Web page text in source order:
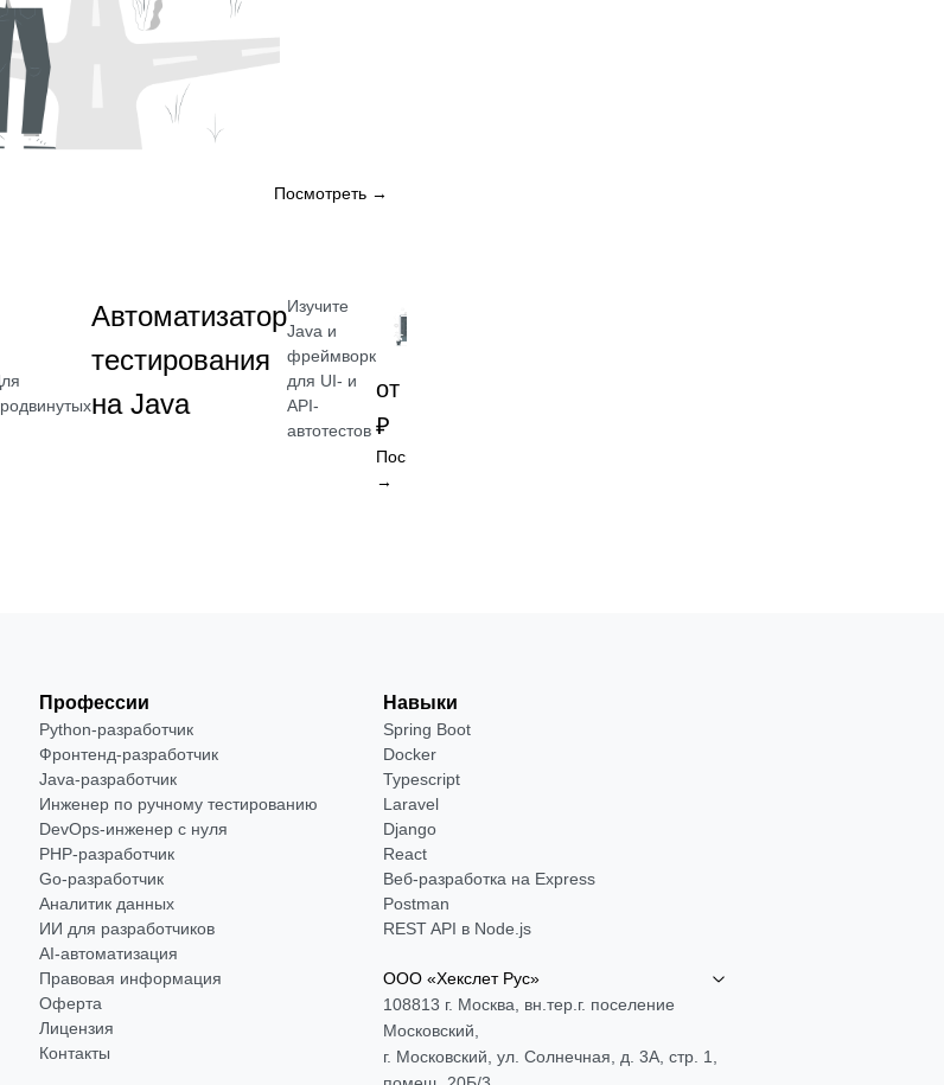
Посмотреть →
Автоматизатор
тестирования
на Java
Изучите
Java и
фреймворк
для UI- и
API-
автотестов
от 2 400
₽
Посмотреть
→
Профессии
Python-разработчик
Фронтенд-разработчик
Java-разработчик
Инженер по ручному тестированию
DevOps-инженер с нуля
РНР-разработчик
Go-разработчик
Аналитик данных
ИИ для разработчиков
AI-автоматизация
Навыки
Spring Boot
Docker
Typescript
Laravel
Django
React
Веб-разработка на Express
Postman
REST API в Node.js
Правовая информация
Оферта
Лицензия
Контакты
ООО «Хекслет Рус»
108813 г. Москва, вн.тер.г. поселение
Московский,
г. Московский, ул. Солнечная, д. 3А, стр. 1,